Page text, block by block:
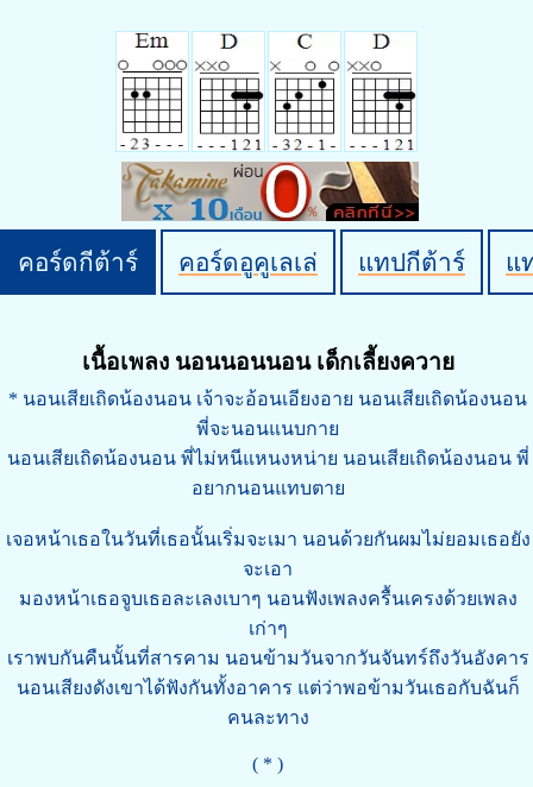
คอร์ดกีต้าร์ คอร์ดอูคูเลเล่ แทปกีต้าร์ แ
เนื้อเพลง นอนนอนนอน เด็กเลี้ยงควาย
* นอนเสียเถิดน้องนอน เจ้าจะอ้อนเอียงอาย นอนเสียเถิดน้องนอน
พี่จะนอนแนบกาย
นอนเสียเถิดน้องนอน พี่ไม่หนีแหนงหน่าย นอนเสียเถิดน้องนอน พี่
อยากนอนแทบตาย
เจอหน้าเธอในวันที่เธอนั้นเริ่มจะเมา นอนด้วยกันผมไม่ยอมเธอยัง
จะเอา
มองหน้าเธอจูบเธอละเลงเบาๆ นอนฟังเพลงครื้นเครงด้วยเพลง
เก่าๆ
เราพบกันคืนนั้นที่สารคาม นอนข้ามวันจากวันจันทร์ถึงวันอังคาร
นอนเสียงดังเขาได้ฟังกันทั้งอาคาร แต่ว่าพอข้ามวันเธอกับฉันก็
คนละทาง
( * )